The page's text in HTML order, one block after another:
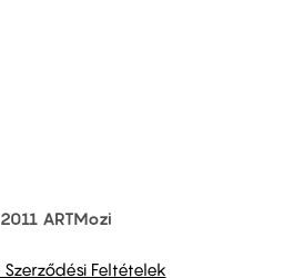
ARTMozi
Feltételek